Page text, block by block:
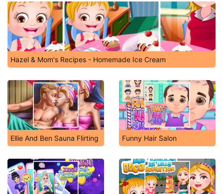
Hazel & Mom's Recipes - Homemade Ice Cream
Ellie And Ben Sauna Flirting Funny Hair Salon